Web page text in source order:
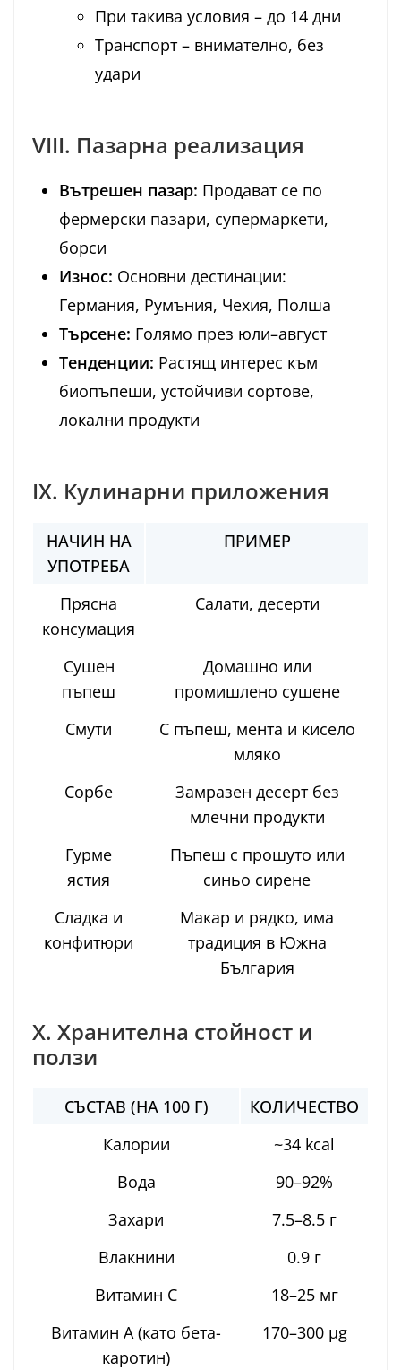
При такива условия – до 14 дни
Транспорт – внимателно, без
удари
VIII. Пазарна реализация
Вътрешен пазар: Продават се по
фермерски пазари, супермаркети,
борси
Износ: Основни дестинации:
Германия, Румъния, Чехия, Полша
Търсене: Голямо през юли–август
Тенденции: Растящ интерес към
биопъпеши, устойчиви сортове,
локални продукти
IX. Кулинарни приложения
НАЧИН НА
УПОТРЕБА
ПРИМЕР
Прясна
консумация
Салати, десерти
Сушен
пъпеш
Домашно или
промишлено сушене
Смути
С пъпеш, мента и кисело
мляко
Сорбе
Замразен десерт без
млечни продукти
Гурме
ястия
Пъпеш с прошуто или
синьо сирене
Сладка и
конфитюри
Макар и рядко, има
традиция в Южна
България
X. Хранителна стойност и
ползи
СЪСТАВ (НА 100 Г)
КОЛИЧЕСТВО
Калории
~34 kcal
Вода
90–92%
Захари
7.5–8.5 г
Влакнини
0.9 г
Витамин С
18–25 мг
Витамин А (като бета-
каротин)
170–300 μg